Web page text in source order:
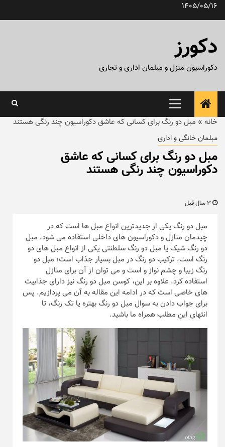
پرش1405/05/16
دکورز
دکوراسیون منزل و مبلمان اداری و تجاری
منوی
اصلی
خانه » مبل دو رنگ برای کسانی که عاشق دکوراسیون چند رنگی هستند
مبلمان خانگی و اداری
مبل دو رنگ برای کسانی که عاشق
دکوراسیون چند رنگی هستند
مبل دو رنگ یکی از جدیدترین انواع مبل ها است که در
چیدمان منازل و دکوراسیون های داخلی استفاده می شود. مبل
دو رنگ شیک یا مبل دو رنگ سلطنتی یکی از انواع مبل های دو
رنگ است. ترکیب دو رنگ در مبل بسیار جذاب است؛ مبل دو
رنگ زیبا و چشم نواز و است و می توان از آن برای منازل
استفاده کرد. علاوه بر این، کوسن مبل دو رنگ نیز دارای جذابیت
های خاصی است که در ادامه این مقاله به آن می پردازیم. پس
برای جواب دادن به سوال مبل دو رنگ بهتره یا تک رنگ، تا
انتهای این مطلب همراه ما باشید.